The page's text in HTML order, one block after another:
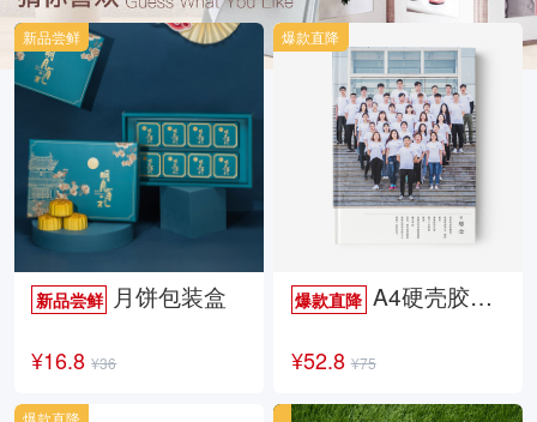
新品尝鲜 月饼包装盒
¥16.8 ¥36
新品尝鲜
爆款直降A4硬壳胶装照片书34p哑膜
¥52.8 ¥75
爆款直降